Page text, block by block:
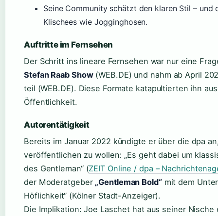
Seine Community schätzt den klaren Stil –
Klischees wie Jogginghosen.
Auftritte im Fernsehen
Der Schritt ins lineare Fernsehen war nur eine
Stefan Raab Show(WEB.DE) und nahm ab April
teil (WEB.DE). Diese Formate katapultierten ihn
Öffentlichkeit.
Autorentätigkeit
Bereits im Januar 2022 kündigte er über die dpa
veröffentlichen zu wollen: „Es geht dabei um
des Gentleman“ (ZEIT Online / dpa –
der Moderatgeber „Gentleman Bold“mit dem
Höflichkeit“ (Kölner Stadt-Anzeiger).
Die Implikation: Joe Laschet hat aus seiner